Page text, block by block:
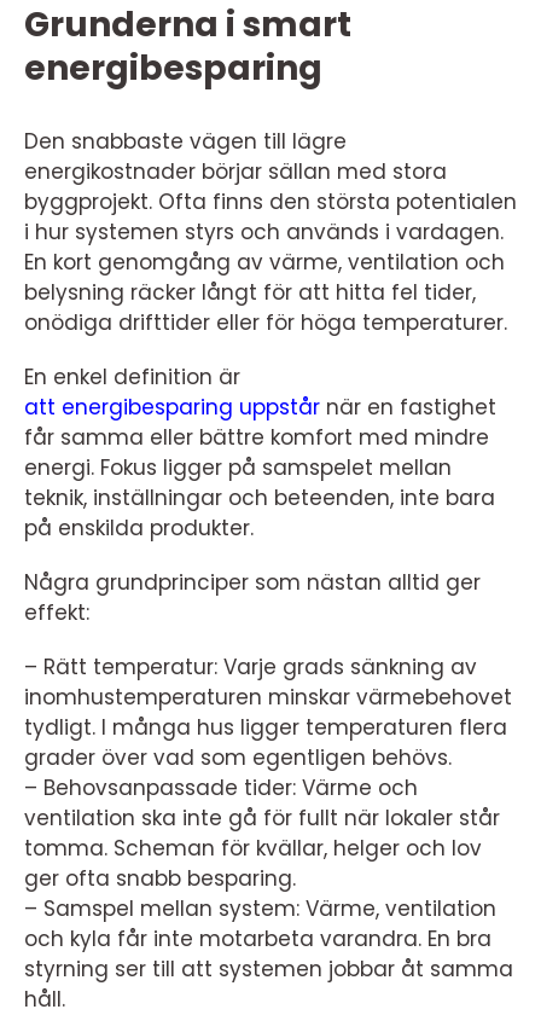
Grunderna i smart
energibesparing
Den snabbaste vägen till lägre
energikostnader börjar sällan med stora
byggprojekt. Ofta finns den största potentialen
i hur systemen styrs och används i vardagen.
En kort genomgång av värme, ventilation och
belysning räcker långt för att hitta fel tider,
onödiga drifttider eller för höga temperaturer.
En enkel definition är
att energibesparing uppstår när en fastighet
får samma eller bättre komfort med mindre
energi. Fokus ligger på samspelet mellan
teknik, inställningar och beteenden, inte bara
på enskilda produkter.
Några grundprinciper som nästan alltid ger
effekt:
– Rätt temperatur: Varje grads sänkning av
inomhustemperaturen minskar värmebehovet
tydligt. I många hus ligger temperaturen flera
grader över vad som egentligen behövs.
– Behovsanpassade tider: Värme och
ventilation ska inte gå för fullt när lokaler står
tomma. Scheman för kvällar, helger och lov
ger ofta snabb besparing.
– Samspel mellan system: Värme, ventilation
och kyla får inte motarbeta varandra. En bra
styrning ser till att systemen jobbar åt samma
håll.